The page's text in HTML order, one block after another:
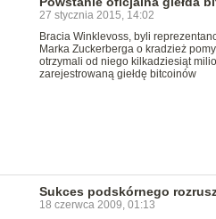
27 stycznia 2015, 14:02
Bracia Winklevoss, byli
Marka Zuckerberga o kradzież
otrzymali od niego kilkadziesiąt
zarejestrowaną giełdę bitcoinów
Sukces podskórnego
18 czerwca 2009, 01:13